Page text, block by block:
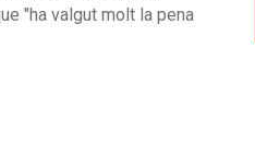
"ha valgut molt la pena